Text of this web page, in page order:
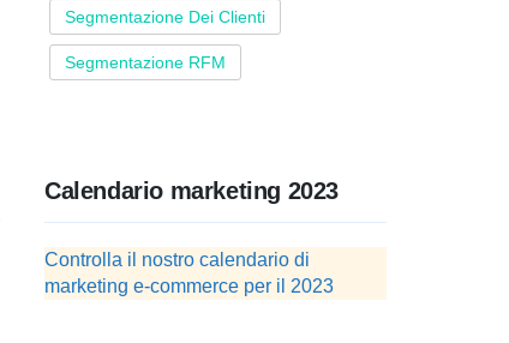
Segmentazione Dei Clienti
Segmentazione RFM
Calendario marketing 2023
Controlla il nostro calendario di
marketing e-commerce per il 2023